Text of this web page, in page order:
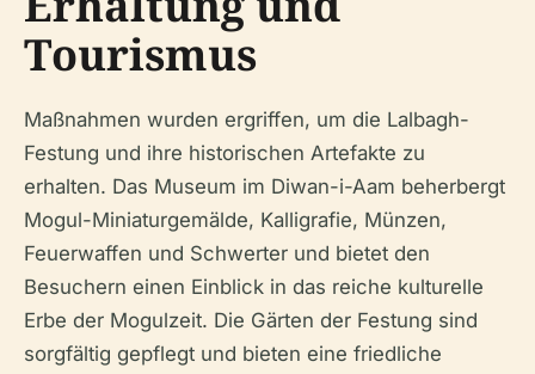
Tourismus
Maßnahmen wurden ergriffen, um die Lalbagh-
Festung und ihre historischen Artefakte zu
erhalten. Das Museum im Diwan-i-Aam beherbergt
Mogul-Miniaturgemälde, Kalligrafie, Münzen,
Feuerwaffen und Schwerter und bietet den
Besuchern einen Einblick in das reiche kulturelle
Erbe der Mogulzeit. Die Gärten der Festung sind
sorgfältig gepflegt und bieten eine friedliche